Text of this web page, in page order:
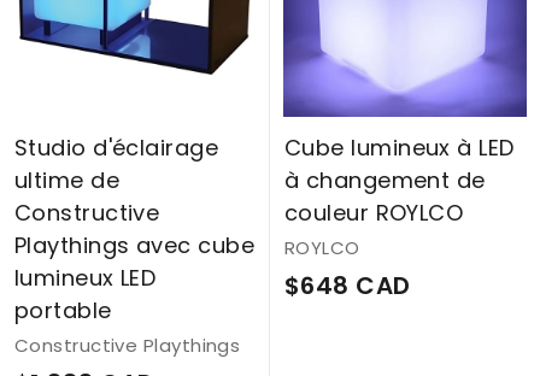
Studio d'éclairage
ultime de
Constructive
Playthings avec cube
lumineux LED
portable
Constructive Playthings
Cube lumineux à LED
à changement de
couleur ROYLCO
ROYLCO
$648 CAD